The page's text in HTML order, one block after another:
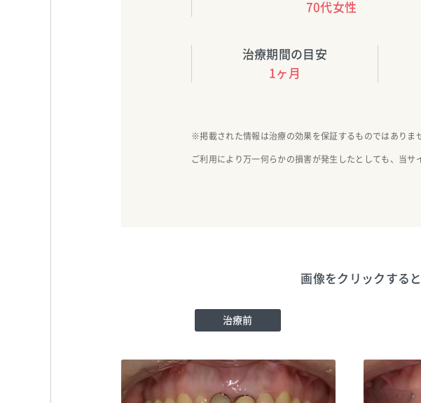
70代女性
治療期間の目安
1ヶ月
※掲載された情報は治療の効果を保証するものではありま
ご利用により万一何らかの損害が発生したとしても、当サ
画像をクリックする
治療前